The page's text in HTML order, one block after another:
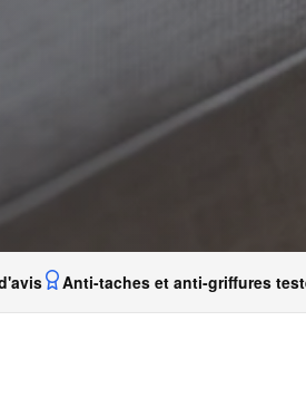
Anti-taches et anti-griffures